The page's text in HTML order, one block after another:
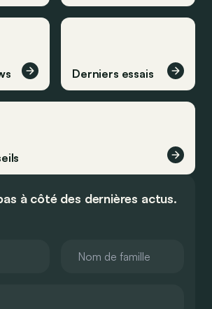
Derniers essais
à côté des dernières actus.